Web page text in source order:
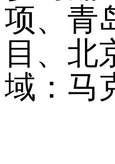
项、青
目、北
域：马